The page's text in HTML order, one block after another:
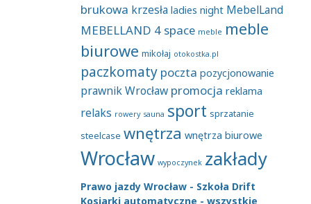
brukowa krzesła ladies night MebelLand
MEBELLAND 4 space meble meble
biurowe mikołaj otokostka.pl
paczkomaty poczta pozycjonowanie
prawnik Wrocław promocja reklama
relaks rowery sauna sport sprzatanie
steelcase wnętrza wnętrza biurowe
Wrocław wypoczynek zakłady
Prawo jazdy Wrocław - Szkoła Drift
Kosiarki automatyczne - wszystkie